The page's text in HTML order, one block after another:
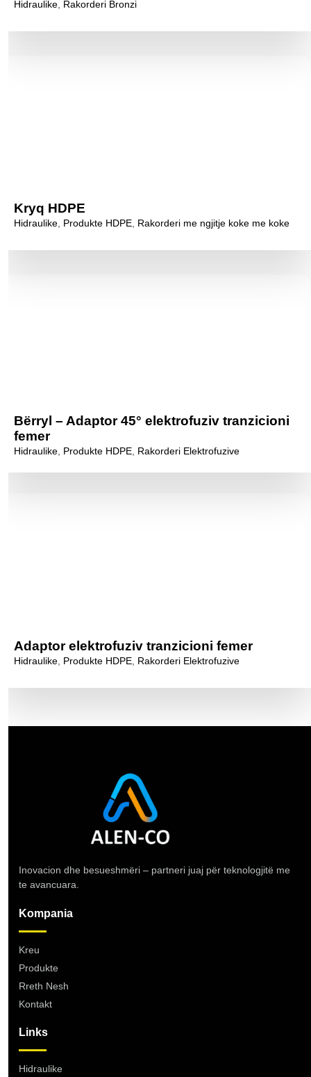
Hidraulike Rakorderi Bronzi
Kryq HDPE
Hidraulike Produkte HDPE Rakorderi me ngjitje koke me koke
Bërryl – Adaptor 45° elektrofuziv tranzicioni
femer
Hidraulike, Produkte HDPE, Rakorderi Elektrofuzive
Adaptor elektrofuziv tranzicioni femer
Hidraulike Produkte HDPE Rakorderi Elektrofuzive
Inovacion dhe besueshmëri – partneri juaj për teknologjitë me
te avancuara.
Kompania
Kreu
Produkte
Rreth Nesh
Kontakt
Links
Hidraulike